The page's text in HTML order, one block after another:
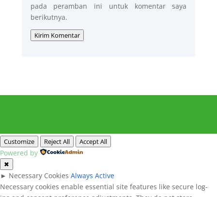
pada peramban ini untuk komentar saya
berikutnya.
Kirim Komentar
Customize Reject All Accept All
Powered by
✖
► Necessary Cookies Always Active
Necessary cookies enable essential site features like secure log-